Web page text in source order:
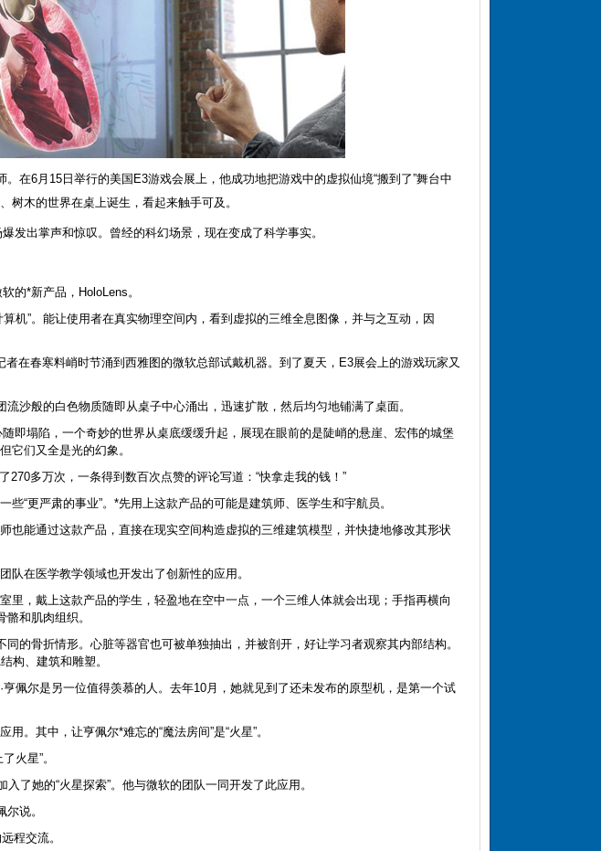
在6月15日举行的美国E3游戏会展上，他成功地把游戏中的虚拟仙境“搬到了”舞台中
树木的世界在桌上诞生，看起来触手可及。
发出掌声和惊叹。曾经的科幻场景，现在变成了科学事实。
的*新产品，HoloLens。
机”。能让使用者在真实物理空间内，看到虚拟的三维全息图像，并与之互动，因
在春寒料峭时节涌到西雅图的微软总部试戴机器。到了夏天，E3展会上的游戏玩家又
沙般的白色物质随即从桌子中心涌出，迅速扩散，然后均匀地铺满了桌面。
随即塌陷，一个奇妙的世界从桌底缓缓升起，展现在眼前的是陡峭的悬崖、宏伟的城堡
它们又全是光的幻象。
多万次，一条得到数百次点赞的评论写道：“快拿走我的钱！”
“更严肃的事业”。*先用上这款产品的可能是建筑师、医学生和宇航员。
也能通过这款产品，直接在现实空间构造虚拟的三维建筑模型，并快捷地修改其形状
队在医学教学领域也开发出了创新性的应用。
里，戴上这款产品的学生，轻盈地在空中一点，一个三维人体就会出现；手指再横向
和肌肉组织。
的骨折情形。心脏等器官也可被单独抽出，并被剖开，好让学习者观察其内部结构。
构、建筑和雕塑。
佩尔是另一位值得羡慕的人。去年10月，她就见到了还未发布的原型机，是第一个试
。其中，让亨佩尔*难忘的“魔法房间”是“火星”。
火星”。
了她的“火星探索”。他与微软的团队一同开发了此应用。
说。
程交流。